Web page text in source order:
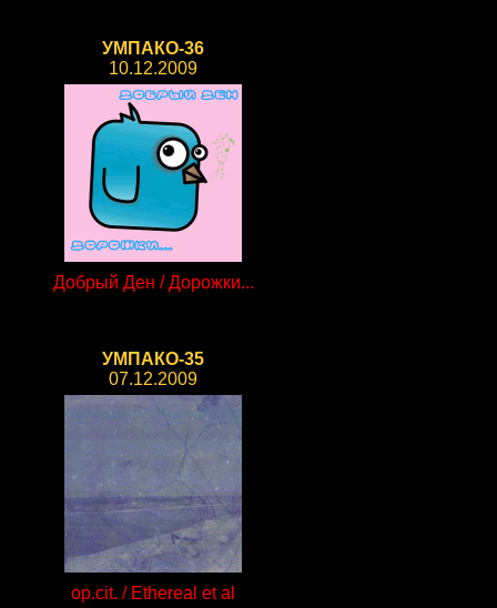
УМПАКО-36
10.12.2009
Добрый Ден / Дорожки...
УМПАКО-35
07.12.2009
op.cit. / Ethereal et al